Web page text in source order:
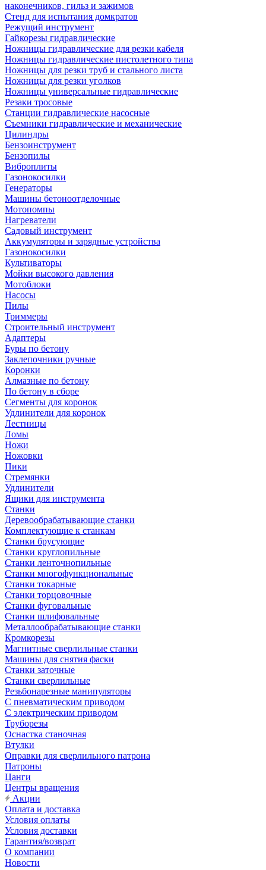
наконечников, гильз и зажимов
Стенд для испытания домкратов
Режущий инструмент
Гайкорезы гидравлические
Ножницы гидравлические для резки кабеля
Ножницы гидравлические пистолетного типа
Ножницы для резки труб и стального листа
Ножницы для резки уголков
Ножницы универсальные гидравлические
Резаки тросовые
Станции гидравлические насосные
Съемники гидравлические и механические
Цилиндры
Бензоинструмент
Бензопилы
Виброплиты
Газонокосилки
Генераторы
Машины бетоноотделочные
Мотопомпы
Нагреватели
Садовый инструмент
Аккумуляторы и зарядные устройства
Газонокосилки
Культиваторы
Мойки высокого давления
Мотоблоки
Насосы
Пилы
Триммеры
Строительный инструмент
Адаптеры
Буры по бетону
Заклепочники ручные
Коронки
Алмазные по бетону
По бетону в сборе
Сегменты для коронок
Удлинители для коронок
Лестницы
Ломы
Ножи
Ножовки
Пики
Стремянки
Удлинители
Ящики для инструмента
Станки
Деревообрабатывающие станки
Комплектующие к станкам
Станки брусующие
Станки круглопильные
Станки ленточнопильные
Станки многофункциональные
Станки токарные
Станки торцовочные
Станки фуговальные
Станки шлифовальные
Металлообрабатывающие станки
Кромкорезы
Магнитные сверлильные станки
Машины для снятия фаски
Станки заточные
Станки сверлильные
Резьбонарезные манипуляторы
С пневматическим приводом
С электрическим приводом
Труборезы
Оснастка станочная
Втулки
Оправки для сверлильного патрона
Патроны
Цанги
Центры вращения
Акции
Оплата и доставка
Условия оплаты
Условия доставки
Гарантия/возврат
О компании
Новости